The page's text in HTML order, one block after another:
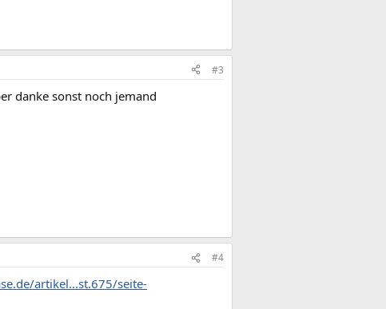
#3
danke sonst noch jemand
#4
artikel...st.675/seite-